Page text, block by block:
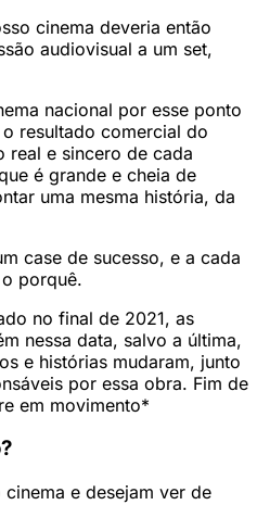
cinema deveria então
audiovisual a um set,
nacional por esse ponto
resultado comercial do
real e sincero de cada
é grande e cheia de
uma mesma história, da
case de sucesso, e a cada
porquê.
no final de 2021, as
nessa data, salvo a última,
e histórias mudaram, junto
por essa obra. Fim de
em movimento*
e desejam ver de